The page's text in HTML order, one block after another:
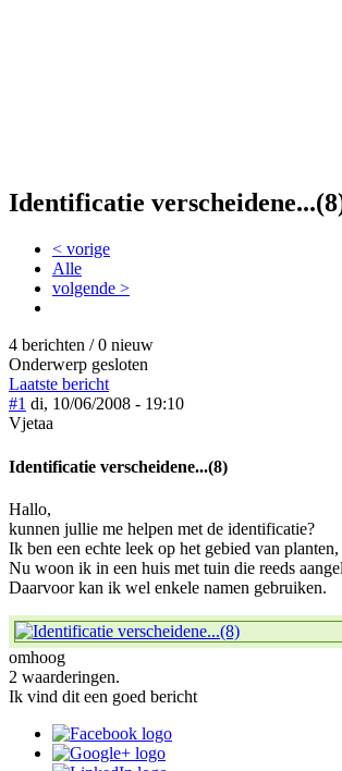
Identificatie
< vorige
Alle
volgende >
4 berichten / 0 nieuw
Onderwerp gesloten
Laatste bericht
#1 di, 10/06/2008 - 19:10
Vjetaa
Identificatie verscheidene...(8)
Hallo,
kunnen jullie me helpen met de identificatie?
Ik ben een echte leek op het gebied van
Nu woon ik in een huis met tuin die reeds
Daarvoor kan ik wel enkele namen gebruiken.
omhoog
2 waarderingen.
Ik vind dit een goed bericht